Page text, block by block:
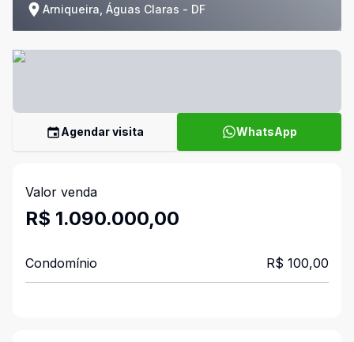
Arniqueira, Águas Claras - DF
Agendar visita WhatsApp
Valor venda
R$ 1.090.000,00
Condomínio R$ 100,00